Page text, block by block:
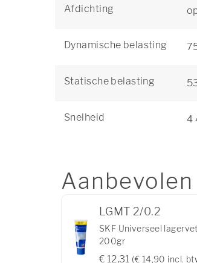
Afdichting
Dynamische belasting
Statische belasting
Snelheid 4
LGMT 2/0.2
SKF Universeel
200gr
€ 12,31 (€ 14,90 incl.